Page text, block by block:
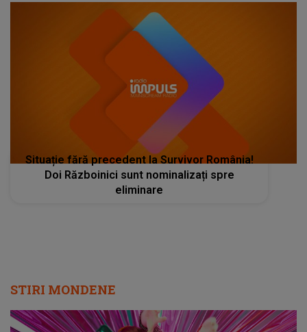
Situație fără precedent la Survivor România!
Doi Războinici sunt nominalizați spre
eliminare
STIRI MONDENE